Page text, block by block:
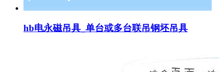
hb电永磁吊具_单台或多台联吊钢坯吊具